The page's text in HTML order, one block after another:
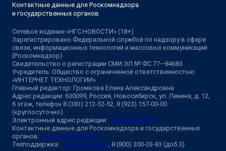
Контактные данные для Роскомнадзора
и государственных органов
Сетевое издание «НГС.НОВОСТИ» (18+)
Зарегистрировано Федеральной службой по надзору в сфере
связи, информационных технологий и массовых коммуникаций
(Роскомнадзор)
Свидетельство о регистрации СМИ ЭЛ № ФС 77—84683
Учредитель: Общество с ограниченной ответственностью
«ИНТЕРНЕТ ТЕХНОЛОГИИ»
Главный редактор: Громкова Елена Александровна
Адрес редакции: 630099, Россия, Новосибирск, ул. Ленина, д. 12,
6 этаж, телефон 8 (383) 212-52-52, 8 (923) 157-00-00
(круглосуточно)
Электронный адрес редакции: ngs@shkulev.ru
Контактные данные для Роскомнадзора и государственных
органов: juristnsk@shkulev.ru
Техподдержка: help@shkulev.ru , 8 (800) 200-03-83 (доб.3)